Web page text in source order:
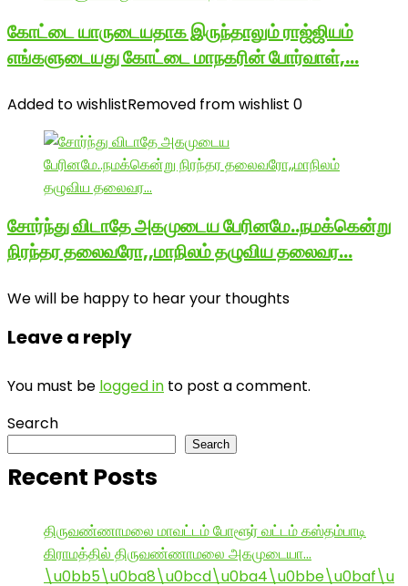
கோட்டை யாருடையதாக இருந்தாலும் ராஜ்ஜியம்
எங்களுடையது கோட்டை மாநகரின் போர்வாள்,…
Added to wishlistRemoved from wishlist 0
சோர்ந்து விடாதே அகமுடைய பேரினமே..நமக்கென்று
நிரந்தர தலைவரோ,,மாநிலம் தழுவிய தலைவர…
We will be happy to hear your thoughts
Leave a reply
You must be logged in to post a comment.
Search
Search
Recent Posts
திருவண்ணாமலை மாவட்டம் போளூர் வட்டம் கஸ்தம்பாடி
கிராமத்தில் திருவண்ணாமலை அகமுடையா…
\u0bb5\u0ba8\u0bcd\u0ba4\u0bbe\u0baf\u